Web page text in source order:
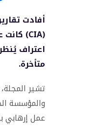
أفادت
اعتراف
متأخرة.
تشير
والمؤسسة
عمل إرهابي